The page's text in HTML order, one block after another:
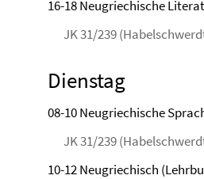
16-18 Neugriechische
JK 31/239
Dienstag
08-10 Neugriechische
JK 31/239
10-12 Neugriechisch